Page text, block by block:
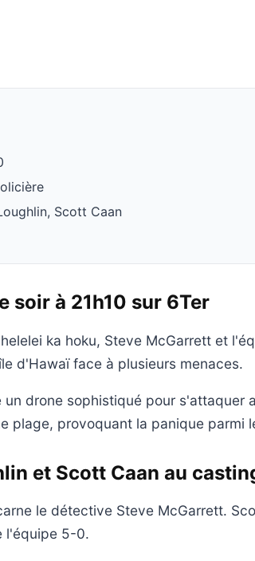
Scott Caan
soir à 21h10 sur 6Ter
ka hoku, Steve McGarrett et
d'Hawaï face à plusieurs menaces.
un drone sophistiqué pour s'attaquer
plage, provoquant la panique parmi
et Scott Caan au
le détective Steve McGarrett.
l'équipe 5-0.